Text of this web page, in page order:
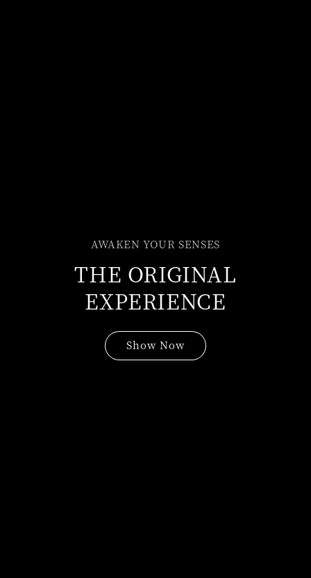
AWAKEN YOUR SENSES
THE ORIGINAL
EXPERIENCE
Show Now